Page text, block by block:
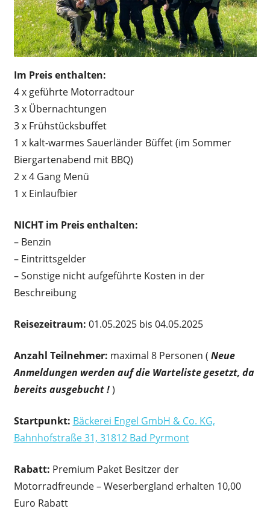
Im Preis enthalten:
4 x geführte Motorradtour
3 x Übernachtungen
3 x Frühstücksbuffet
1 x kalt-warmes Sauerländer Büffet (im Sommer
Biergartenabend mit BBQ)
2 x 4 Gang Menü
1 x Einlaufbier
NICHT im Preis enthalten:
– Benzin
– Eintrittsgelder
– Sonstige nicht aufgeführte Kosten in der
Beschreibung
Reisezeitraum: 01.05.2025 bis 04.05.2025
Anzahl Teilnehmer: maximal 8 Personen ( Neue
Anmeldungen werden auf die Warteliste gesetzt, da
bereits ausgebucht ! )
Startpunkt: Bäckerei Engel GmbH & Co. KG,
Bahnhofstraße 31, 31812 Bad Pyrmont
Rabatt: Premium Paket Besitzer der
Motorradfreunde – Weserbergland erhalten 10,00
Euro Rabatt